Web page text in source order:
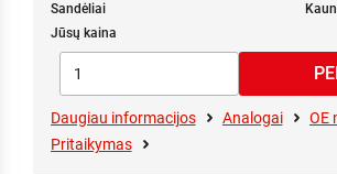
Sandėliai
Jūsų kaina
Daugiau informacijos Analogai
OE
Pritaikymas